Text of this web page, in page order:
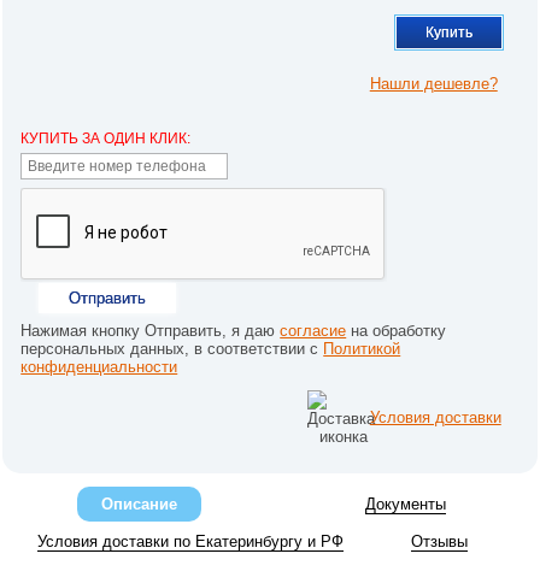
Купить
Нашли дешевле?
КУПИТЬ ЗА ОДИН КЛИК:
Отправить
Нажимая кнопку Отправить, я даюсогласие на обработку
персональных данных, в соответствии с Политикой
конфиденциальности
Условия доставки
Описание Документы
Условия доставки по Екатеринбургу и РФ Отзывы